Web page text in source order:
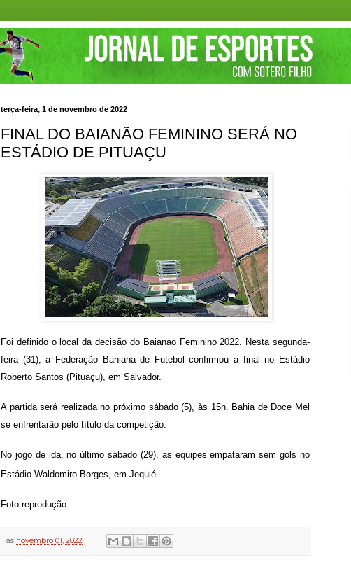
terça-feira, 1 de novembro de 2022
FINAL DO BAIANÃO FEMININO SERÁ NO
ESTÁDIO DE PITUAÇU
Foi definido o local da decisão do Baianao Feminino 2022. Nesta segunda-
feira (31), a Federação Bahiana de Futebol confirmou a final no Estádio
Roberto Santos (Pituaçu), em Salvador.
A partida será realizada no próximo sábado (5), às 15h. Bahia de Doce Mel
se enfrentarão pelo título da competição.
No jogo de ida, no último sábado (29), as equipes empataram sem gols no
Estádio Waldomiro Borges, em Jequié.
Foto reprodução
às novembro 01, 2022